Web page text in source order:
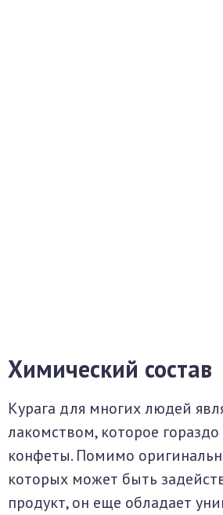
Химический состав
Курага для многих людей
лакомством, которое гораздо
конфеты. Помимо
которых может быть
продукт, он еще обладает